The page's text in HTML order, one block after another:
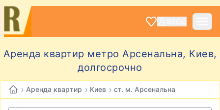
Аренда квартир метро Арсенальна, Киев,
долгосрочно
› Аренда квартир › Киев › ст. м. Арсенальна